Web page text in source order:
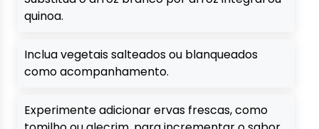
quinoa.
Inclua vegetais salteados ou blanqueados
como acompanhamento.
Experimente adicionar ervas frescas, como